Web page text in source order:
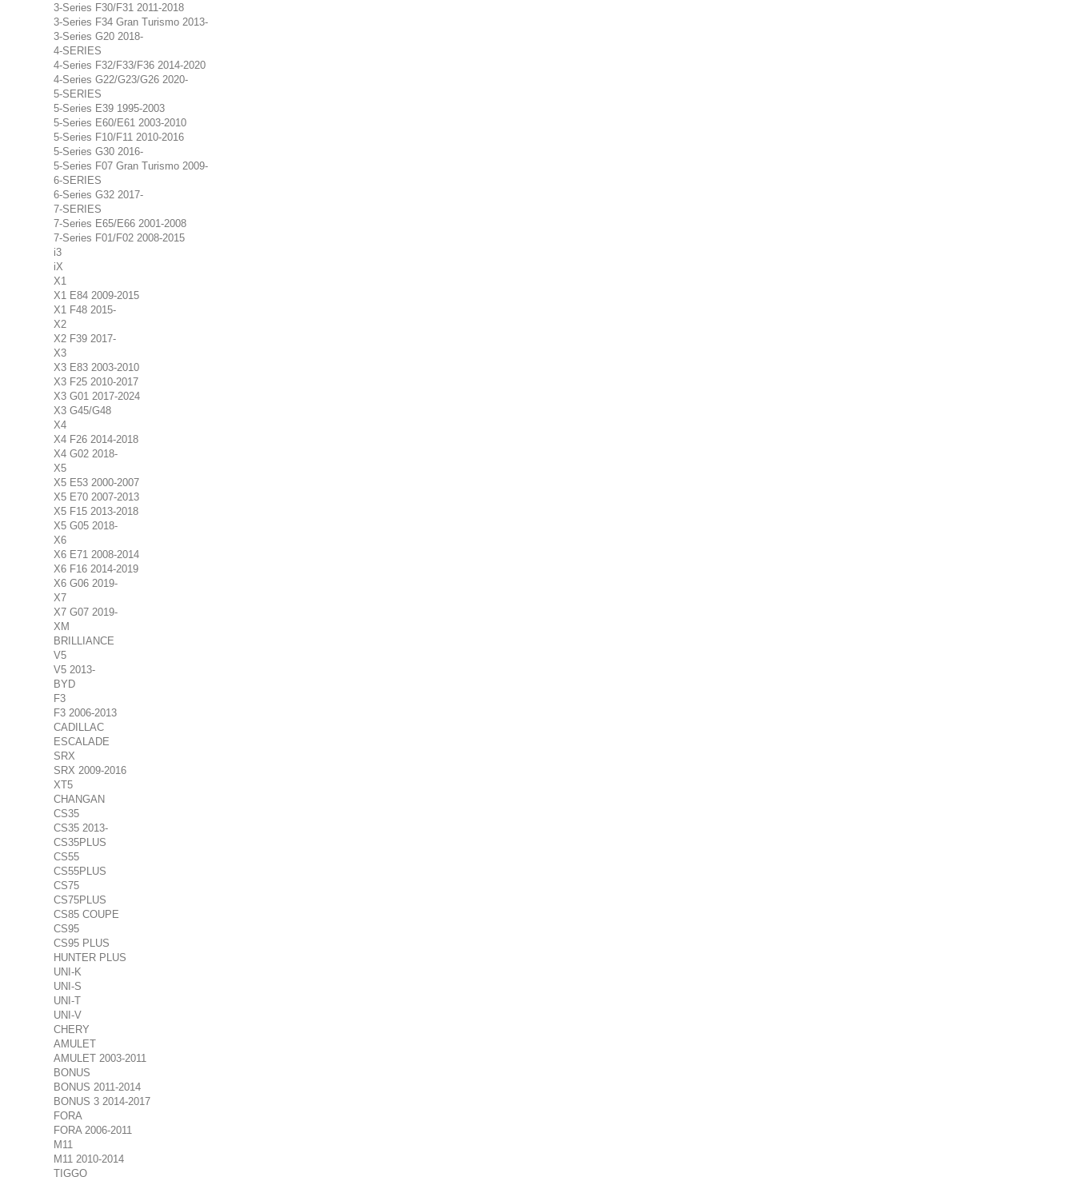
3-Series F30/F31 2011-2018
3-Series F34 Gran Turismo 2013-
3-Series G20 2018-
4-SERIES
4-Series F32/F33/F36 2014-2020
4-Series G22/G23/G26 2020-
5-SERIES
5-Series E39 1995-2003
5-Series E60/E61 2003-2010
5-Series F10/F11 2010-2016
5-Series G30 2016-
5-Series F07 Gran Turismo 2009-
6-SERIES
6-Series G32 2017-
7-SERIES
7-Series E65/E66 2001-2008
7-Series F01/F02 2008-2015
i3
iX
X1
X1 E84 2009-2015
X1 F48 2015-
X2
X2 F39 2017-
X3
X3 E83 2003-2010
X3 F25 2010-2017
X3 G01 2017-2024
X3 G45/G48
X4
X4 F26 2014-2018
X4 G02 2018-
X5
X5 E53 2000-2007
X5 E70 2007-2013
X5 F15 2013-2018
X5 G05 2018-
X6
X6 E71 2008-2014
X6 F16 2014-2019
X6 G06 2019-
X7
X7 G07 2019-
XM
BRILLIANCE
V5
V5 2013-
BYD
F3
F3 2006-2013
CADILLAC
ESCALADE
SRX
SRX 2009-2016
XT5
CHANGAN
CS35
CS35 2013-
CS35PLUS
CS55
CS55PLUS
CS75
CS75PLUS
CS85 COUPE
CS95
CS95 PLUS
HUNTER PLUS
UNI-K
UNI-S
UNI-T
UNI-V
CHERY
AMULET
AMULET 2003-2011
BONUS
BONUS 2011-2014
BONUS 3 2014-2017
FORA
FORA 2006-2011
M11
M11 2010-2014
TIGGO